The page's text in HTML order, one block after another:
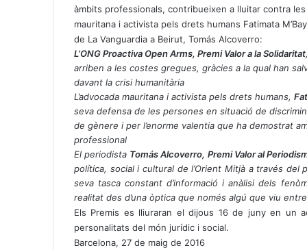
àmbits professionals, contribueixen a lluitar contra les
mauritana i activista pels drets humans Fatimata
de La Vanguardia a Beirut, Tomás Alcoverro:
L’ONG Proactiva Open Arms, Premi Valor a la Solidaritat
arriben a les costes gregues, gràcies a la qual han
davant la crisi humanitària
L’advocada mauritana i activista pels drets humans,
seva defensa de les persones en situació de
de gènere i per l’enorme valentia que ha demostrat
professional
El periodista Tomás Alcoverro, Premi Valor al
política, social i cultural de l’Orient Mitjà a través del
seva tasca constant d’informació i anàlisi dels
realitat des d’una òptica que només algú que viu
Els Premis es lliuraran el dijous 16 de juny en un
personalitats del món jurídic i social.
Barcelona, 27 de maig de 2016